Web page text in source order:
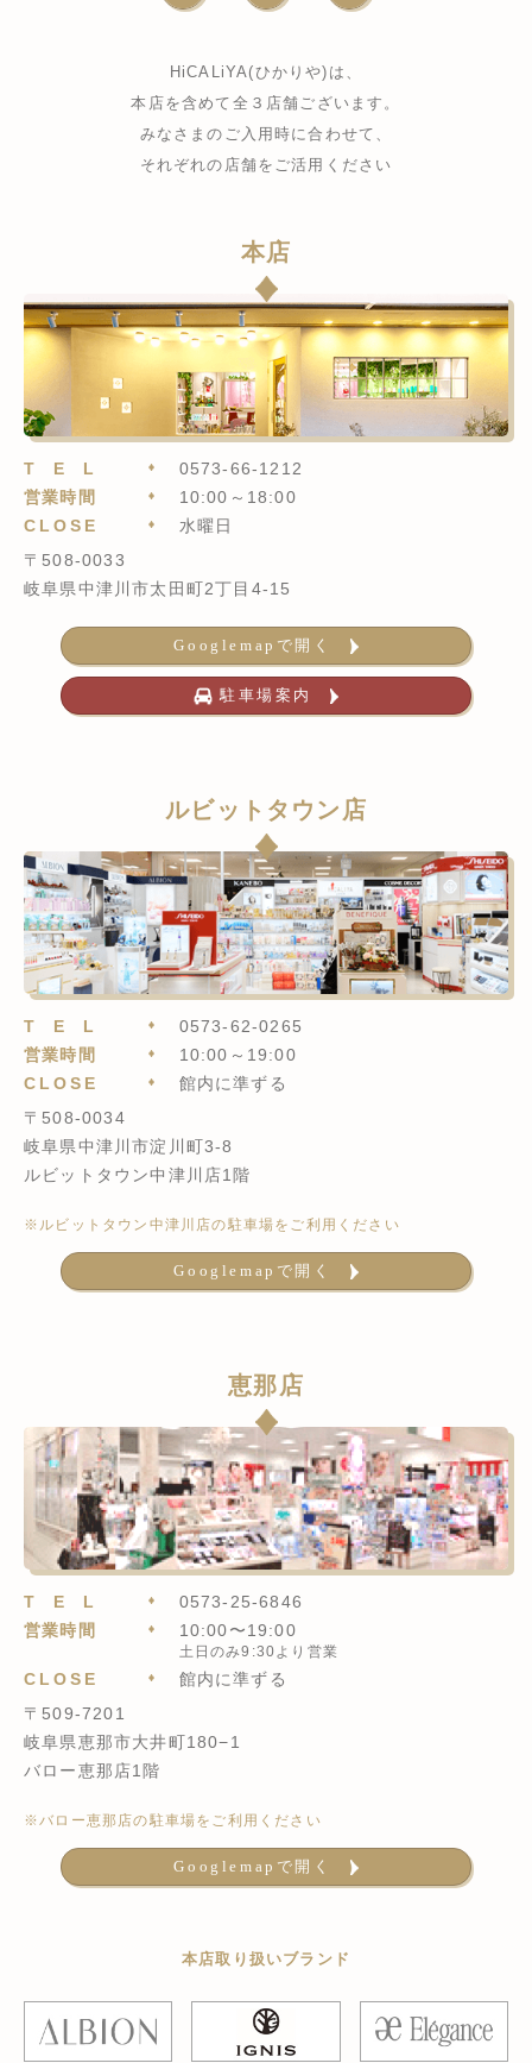
HiCALiYA(ひかりや)は、
本店を含めて全３店舗ございます。
みなさまのご入用時に合わせて、
それぞれの店舗をご活用ください
本店
TEL
0573-66-1212
営業時間
10:00～18:00
CLOSE
水曜日
〒508-0033
岐阜県中津川市太田町2丁目4-15
Googlemapで開く
駐車場案内
ルビットタウン店
TEL
0573-62-0265
営業時間
10:00～19:00
CLOSE
館内に準ずる
〒508-0034
岐阜県中津川市淀川町3-8
ルビットタウン中津川店1階
※ルビットタウン中津川店の駐車場をご利用ください
Googlemapで開く
恵那店
TEL
0573-25-6846
営業時間
10:00〜19:00
土日のみ9:30より営業
CLOSE
館内に準ずる
〒509-7201
岐阜県恵那市大井町180−1
バロー恵那店1階
※バロー恵那店の駐車場をご利用ください
Googlemapで開く
本店取り扱いブランド